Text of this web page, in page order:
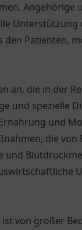
Angehörige
Unterstützung
Patienten,
an, die in der
und spezielle
und
die
und
von großer